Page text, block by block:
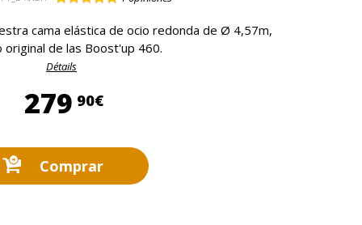
cama elástica de ocio redonda de Ø 4,57m,
original de las Boost'up 460.
Détails
279 90€279,90 €
Comprar